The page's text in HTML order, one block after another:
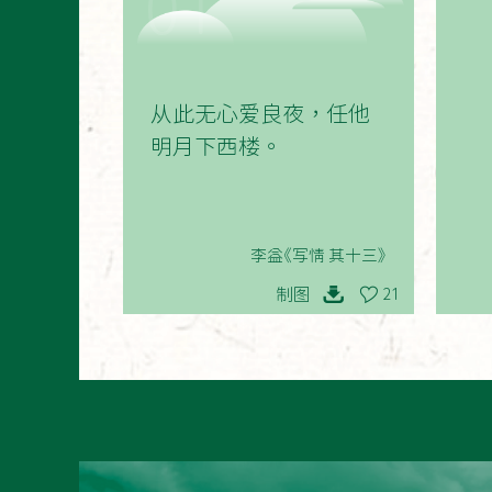
从此无心爱良夜，任他
明月下西楼。
李益《写情 其十三》
制图 21